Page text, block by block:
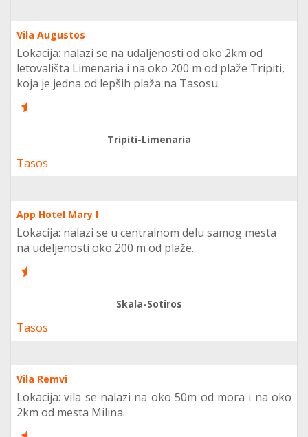
Vila Augustos
Lokacija: nalazi se na udaljenosti od oko 2km od
letovališta Limenaria i na oko 200 m od plaže Tripiti,
koja je jedna od lepših plaža na Tasosu.
6
Tripiti-Limenaria
Tasos
App Hotel Mary I
Lokacija: nalazi se u centralnom delu samog mesta
na udeljenosti oko 200 m od plaže.
6
Skala-Sotiros
Tasos
Vila Remvi
Lokacija: vila se nalazi na oko 50m od mora i na oko
2km od mesta Milina.